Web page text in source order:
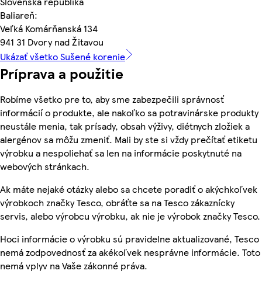
Baliareň:
Veľká Komárňanská 134
941 31 Dvory nad Žitavou
Ukázať všetko Sušené korenie
Príprava a použitie
Robíme všetko pre to, aby sme zabezpečili správnosť
informácií o produkte, ale nakoľko sa potravinárske produkty
neustále menia, tak prísady, obsah výživy, diétnych zložiek a
alergénov sa môžu zmeniť. Mali by ste si vždy prečítať etiketu
výrobku a nespoliehať sa len na informácie poskytnuté na
webových stránkach.
Ak máte nejaké otázky alebo sa chcete poradiť o akýchkoľvek
výrobkoch značky Tesco, obráťte sa na Tesco zákaznícky
servis, alebo výrobcu výrobku, ak nie je výrobok značky Tesco.
Hoci informácie o výrobku sú pravidelne aktualizované, Tesco
nemá zodpovednosť za akékoľvek nesprávne informácie. Toto
nemá vplyv na Vaše zákonné práva.